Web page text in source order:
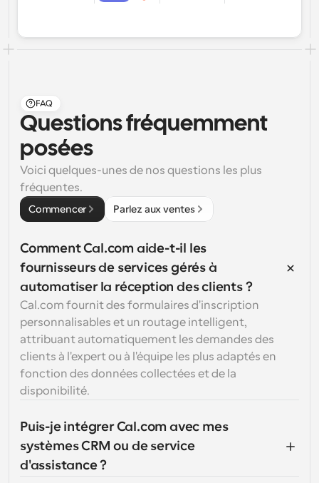
FAQ
Questions fréquemment
posées
Voici quelques-unes de nos questions les plus
fréquentes.
Commencer Parlez aux ventes
Comment Cal.com aide-t-il les
fournisseurs de services gérés à
automatiser la réception des clients ?
Cal.com fournit des formulaires d'inscription
personnalisables et un routage intelligent,
attribuant automatiquement les demandes des
clients à l'expert ou à l'équipe les plus adaptés en
fonction des données collectées et de la
disponibilité.
Puis-je intégrer Cal.com avec mes
systèmes CRM ou de service
d'assistance ?